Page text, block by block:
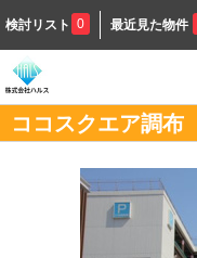
検討リスト 0 最近見た物件
ココスクエア調布